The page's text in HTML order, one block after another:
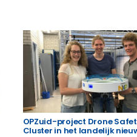
OPZuid-project Drone
Cluster in het landelijk